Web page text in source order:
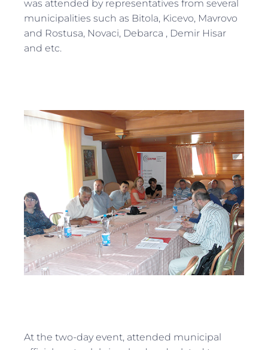
was attended by representatives from several
municipalities such as Bitola, Kicevo, Mavrovo
and Rostusa, Novaci, Debarca , Demir Hisar
and etc.
At the two-day event, attended municipal